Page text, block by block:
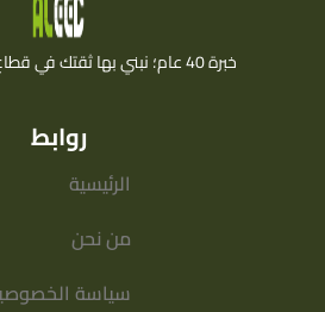
خبرة 40 عام؛ نبني بها ثقتك في قطاع العمالة الماهرة.
روابط
الرئيسية
من نحن
سياسة